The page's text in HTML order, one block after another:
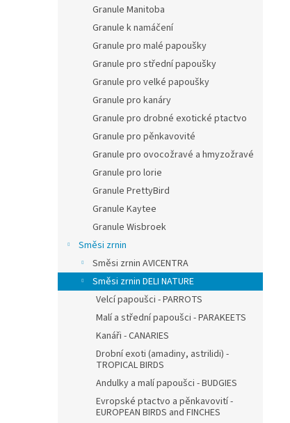
Granule Manitoba
Granule k namáčení
Granule pro malé papoušky
Granule pro střední papoušky
Granule pro velké papoušky
Granule pro kanáry
Granule pro drobné exotické ptactvo
Granule pro pěnkavovité
Granule pro ovocožravé a hmyzožravé
Granule pro lorie
Granule PrettyBird
Granule Kaytee
Granule Wisbroek
Směsi zrnin
Směsi zrnin AVICENTRA
Směsi zrnin DELI NATURE
Velcí papoušci - PARROTS
Malí a střední papoušci - PARAKEETS
Kanáři - CANARIES
Drobní exoti (amadiny, astrilidi) -
TROPICAL BIRDS
Andulky a malí papoušci - BUDGIES
Evropské ptactvo a pěnkavovití -
EUROPEAN BIRDS and FINCHES